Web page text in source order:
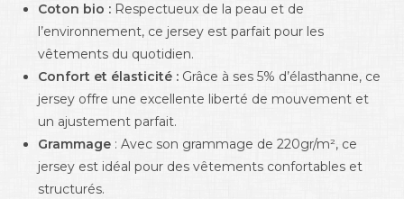
Coton bio : Respectueux de la peau et de
l’environnement, ce jersey est parfait pour les
vêtements du quotidien.
Confort et élasticité : Grâce à ses 5% d’élasthanne, ce
jersey offre une excellente liberté de mouvement et
un ajustement parfait.
Grammage : Avec son grammage de 220gr/m², ce
jersey est idéal pour des vêtements confortables et
structurés.